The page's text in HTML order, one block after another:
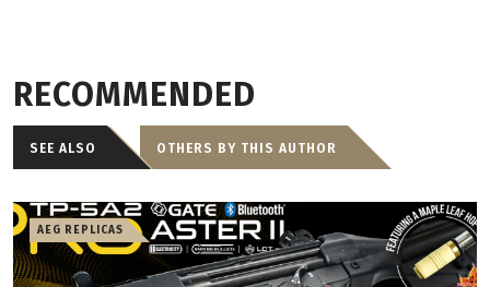
RECOMMENDED
SEE ALSO OTHERS BY THIS AUTHOR
AEG REPLICAS